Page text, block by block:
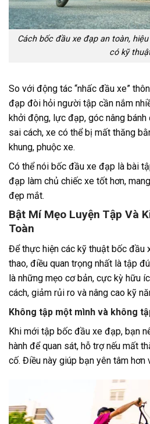
Cách bốc đầu xe đạp an toàn,
có kỹ
So với động tác “nhấc đầu xe”
đạp đòi hỏi người tập cần nắm
khởi động, lực đạp, góc nâng bánh
sai cách, xe có thể bị mất thăng
khung, phuộc xe.
Có thể nói bốc đầu xe đạp là bài
đạp làm chủ chiếc xe tốt hơn,
đẹp mắt.
Bật Mí Mẹo Luyện Tập Và
Toàn
Để thực hiện các kỹ thuật bốc đầu
thao, điều quan trọng nhất là tập
là những mẹo cơ bản, cực kỳ hữu
cách, giảm rủi ro và nâng cao kỹ
Không tập một mình và không
Khi mới tập bốc đầu xe đạp, bạn
hành để quan sát, hỗ trợ nếu mất
cố. Điều này giúp bạn yên tâm hơn